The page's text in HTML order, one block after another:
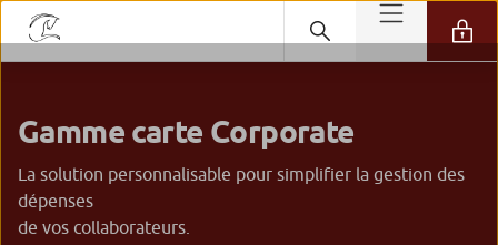
Gamme carte Corporate
La solution personnalisable pour simplifier la gestion des
dépenses
de vos collaborateurs.